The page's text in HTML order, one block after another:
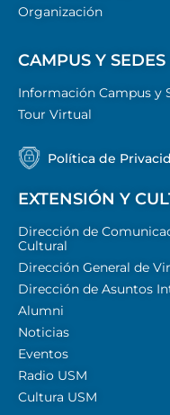
Organización
CAMPUS Y SEDES
Información Campus y
Tour Virtual
Política de
EXTENSIÓN Y
Dirección de
Cultural
Dirección General de
Dirección de Asuntos
Alumni
Noticias
Eventos
Radio USM
Cultura USM